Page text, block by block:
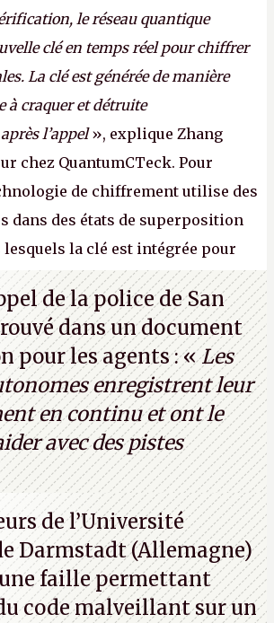
le réseau quantique
clé en temps réel pour chiffrer
La clé est générée de manière
à craquer et détruite
l’appel», explique Zhang
chez QuantumCTeck. Pour
de chiffrement utilise des
dans des états de superposition
lesquels la clé est intégrée pour
inconditionnelle entre des
Vous ne comprenez rien ? C’est
ça avec le quantique.
Telecom)
de la police de San
dans un document
pour les agents : «Les
enregistrent leur
en continu et ont le
avec des pistes
de l’Université
Darmstadt (Allemagne)
faille permettant
code malveillant sur un